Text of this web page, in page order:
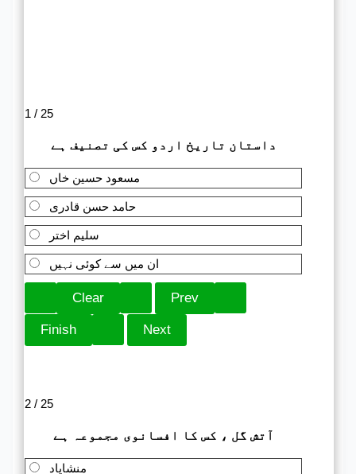
1 / 25
داستان تاریخ اردو کس کی تصنیف ہے
مسعود حسین خاں
حامد حسن قادری
سلیم اختر
ان میں سے کوئی نہیں
2 / 25
آتش گل ، کس کا افسانوی مجموعہ ہے
منشایاد